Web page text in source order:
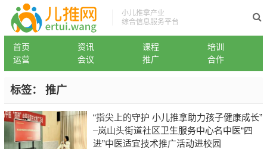
小儿推拿产业
综合信息服务平台
首页 资讯 课程
培训
运营
会议 推广 合作
标签： 推广
“指尖上的守护 小儿推拿助力孩子健康成长”
–岚山头街道社区卫生服务中心名中医“四
进”中医适宜技术推广活动进校园